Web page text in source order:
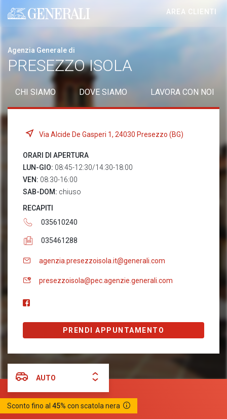
Generali logo
AREA CLIENTI
Agenzia Generale di
PRESEZZO ISOLA
CHI SIAMO DOVE SIAMO LAVORA CON NOI
Via Alcide De Gasperi 1, 24030 Presezzo (BG)
ORARI DI APERTURA
LUN-GIO: 08:45-12:30/14:30-18:00
VEN: 08:30-16:00
SAB-DOM: chiuso
RECAPITI
035610240
035461288
agenzia.presezzoisola.it@generali.com
presezzoisola@pec.agenzie.generali.com
PRENDI APPUNTAMENTO
AUTO
Sconto fino al 45% con scatola nera